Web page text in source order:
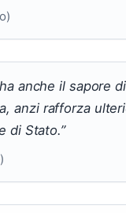
anche il sapore
anzi rafforza
di Stato.”